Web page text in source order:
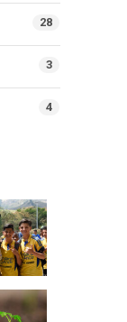
28
3
4